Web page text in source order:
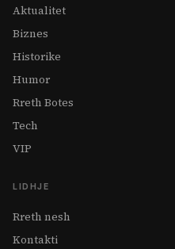
Aktualitet
Biznes
Historike
Humor
Rreth Botes
Tech
VIP
LIDHJE
Rreth nesh
Kontakti